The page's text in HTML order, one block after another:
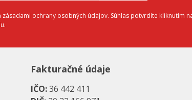
ochrany osobných údajov. Súhlas potvrdíte kliknutím
Fakturačné údaje
IČO:36 442 411